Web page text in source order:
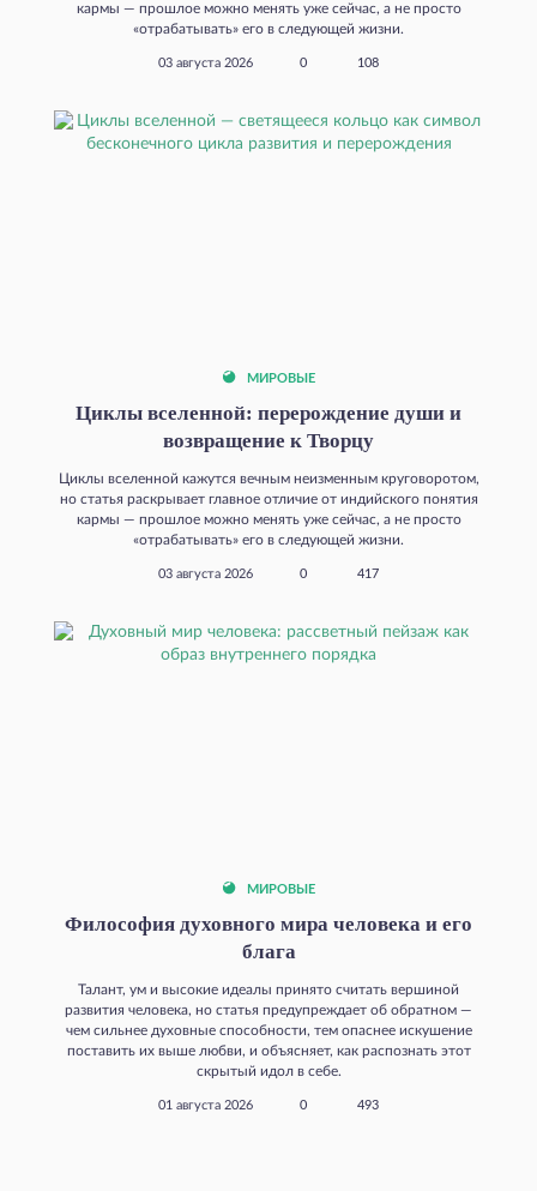
кармы — прошлое можно менять уже сейчас, а не просто
«отрабатывать» его в следующей жизни.
03 августа 2026 0 108
МИРОВЫЕ
Циклы вселенной: перерождение души и
возвращение к Творцу
Циклы вселенной кажутся вечным неизменным круговоротом,
но статья раскрывает главное отличие от индийского понятия
кармы — прошлое можно менять уже сейчас, а не просто
«отрабатывать» его в следующей жизни.
03 августа 2026 0 417
МИРОВЫЕ
Философия духовного мира человека и его
блага
Талант, ум и высокие идеалы принято считать вершиной
развития человека, но статья предупреждает об обратном —
чем сильнее духовные способности, тем опаснее искушение
поставить их выше любви, и объясняет, как распознать этот
скрытый идол в себе.
01 августа 2026 0 493